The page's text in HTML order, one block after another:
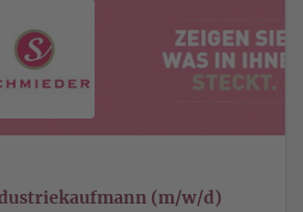
(m/w/d)